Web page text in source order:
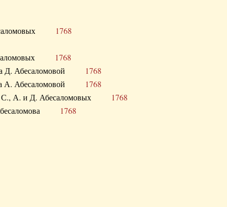
1768
1768
Д. Абесаломовой 1768
А. Абесаломовой 1768
В., С., А. и Д. Абесаломовых 1768
Абесаломова 1768